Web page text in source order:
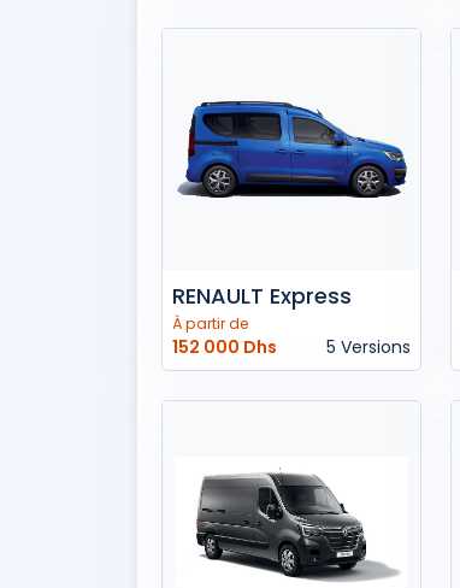
RENAULT Express
À partir de
152 000 Dhs 5 Versions